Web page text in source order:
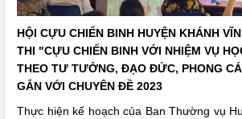
HỘI CỰU CHIẾN BINH HUYỆN KHÁNH
THI "CỰU CHIẾN BINH VỚI NHIỆM VỤ
THEO TƯ TƯỞNG, ĐẠO ĐỨC, PHONG
GẮN VỚI CHUYÊN ĐỀ 2023
Thực hiện kế hoạch của Ban Thường vụ